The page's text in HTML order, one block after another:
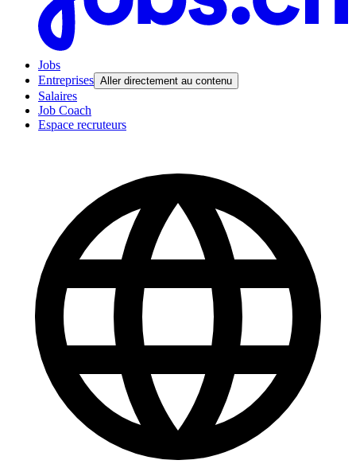
Jobs
Entreprises Aller directement au contenu
Salaires
Job Coach
Espace recruteurs